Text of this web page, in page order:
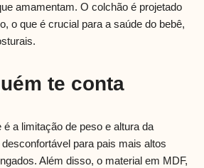
amamentam. O colchão é projetado
o que é crucial para a saúde do bebê,
te conta
a limitação de peso e altura da
para pais mais altos
Além disso, o material em MDF,